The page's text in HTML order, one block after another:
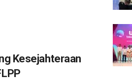
Kesejahteraan